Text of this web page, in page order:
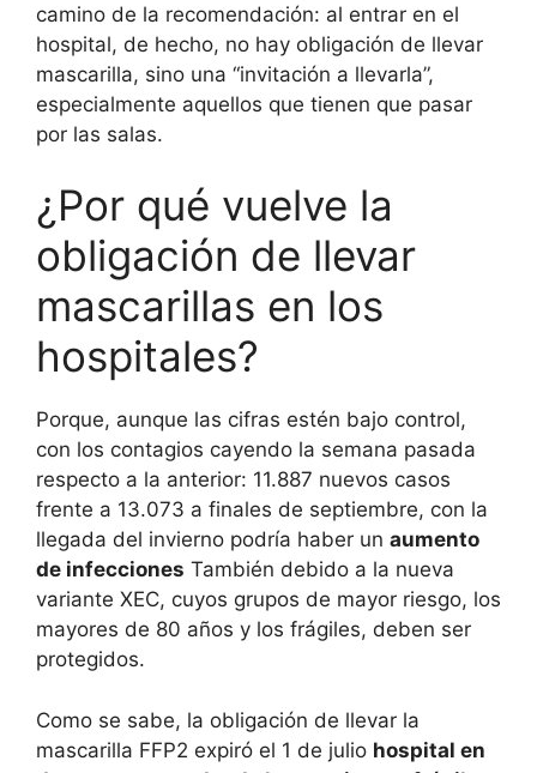
camino de la recomendación: al entrar en el
hospital, de hecho, no hay obligación de llevar
mascarilla, sino una “invitación a llevarla”,
especialmente aquellos que tienen que pasar
por las salas.
¿Por qué vuelve la
obligación de llevar
mascarillas en los
hospitales?
Porque, aunque las cifras estén bajo control,
con los contagios cayendo la semana pasada
respecto a la anterior: 11.887 nuevos casos
frente a 13.073 a finales de septiembre, con la
llegada del invierno podría haber un aumento
de infecciones También debido a la nueva
variante XEC, cuyos grupos de mayor riesgo, los
mayores de 80 años y los frágiles, deben ser
protegidos.
Como se sabe, la obligación de llevar la
mascarilla FFP2 expiró el 1 de julio hospital en